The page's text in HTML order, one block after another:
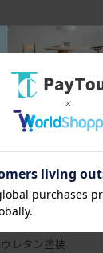
46cm
オーク無垢材
ウレタン塗装